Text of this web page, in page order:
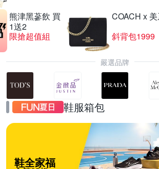
熊津黑蔘飲 買
1送2
限搶超值組
COACH x
斜背包1999
嚴選品牌
鞋服箱包
鞋全家福